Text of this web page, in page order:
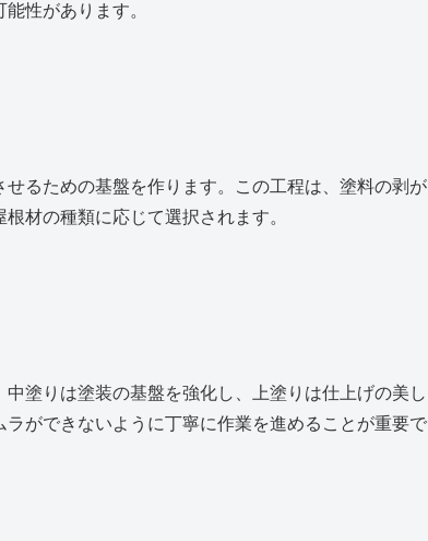
性があります。
るための基盤を作ります。この工程は、塗料の剥が
材の種類に応じて選択されます。
塗りは塗装の基盤を強化し、上塗りは仕上げの美し
ができないように丁寧に作業を進めることが重要で